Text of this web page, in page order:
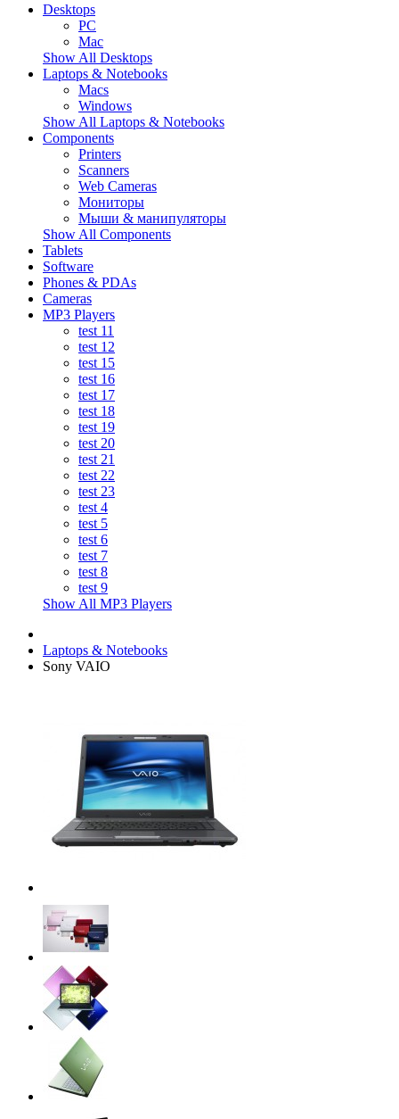
Desktops
PC
Mac
Show All Desktops
Laptops & Notebooks
Macs
Windows
Show All Laptops & Notebooks
Components
Printers
Scanners
Web Cameras
Мониторы
Мыши & манипуляторы
Show All Components
Tablets
Software
Phones & PDAs
Cameras
MP3 Players
test 11
test 12
test 15
test 16
test 17
test 18
test 19
test 20
test 21
test 22
test 23
test 4
test 5
test 6
test 7
test 8
test 9
Show All MP3 Players
Laptops & Notebooks
Sony VAIO